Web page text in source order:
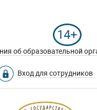
14+
об образовательной
Вход для сотрудников